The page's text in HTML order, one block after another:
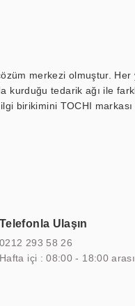
merkezi olmuştur.
kurduğu tedarik ağı ile
birikimini TOCHI
bağlı bir şekilde
katkı
Telefonla Ulaşın
0212 293 58 26
Hafta içi : 08:00 - 18:00 arası